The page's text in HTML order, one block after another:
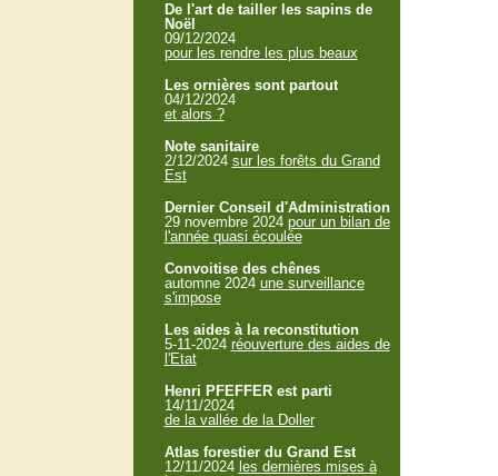
De l'art de tailler les sapins de
Noël
09/12/2024
pour les rendre les plus beaux
Les ornières sont partout
04/12/2024
et alors ?
Note sanitaire
2/12/2024 sur les forêts du Grand
Est
Dernier Conseil d'Administration
29 novembre 2024 pour un bilan de
l'année quasi écoulée
Convoitise des chênes
automne 2024 une surveillance
s'impose
Les aides à la reconstitution
5-11-2024 réouverture des aides de
l'Etat
Henri PFEFFER est parti
14/11/2024
de la vallée de la Doller
Atlas forestier du Grand Est
12/11/2024 les dernières mises à